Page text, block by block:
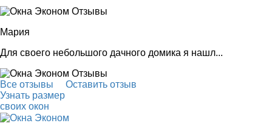
Мария
Для своего небольшого дачного домика я нашл...
Все отзывы
Оставить отзыв
Узнать размер
своих окон